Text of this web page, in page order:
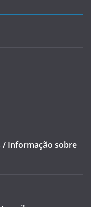
/ Informação sobre